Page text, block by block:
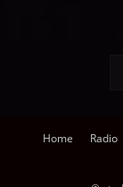
Home Radio